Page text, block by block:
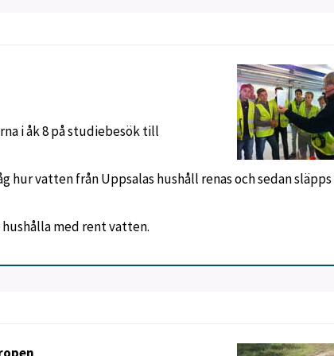
i åk 8 på studiebesök till
hur vatten från Uppsalas hushåll renas och sedan släpps
hushålla med rent vatten.